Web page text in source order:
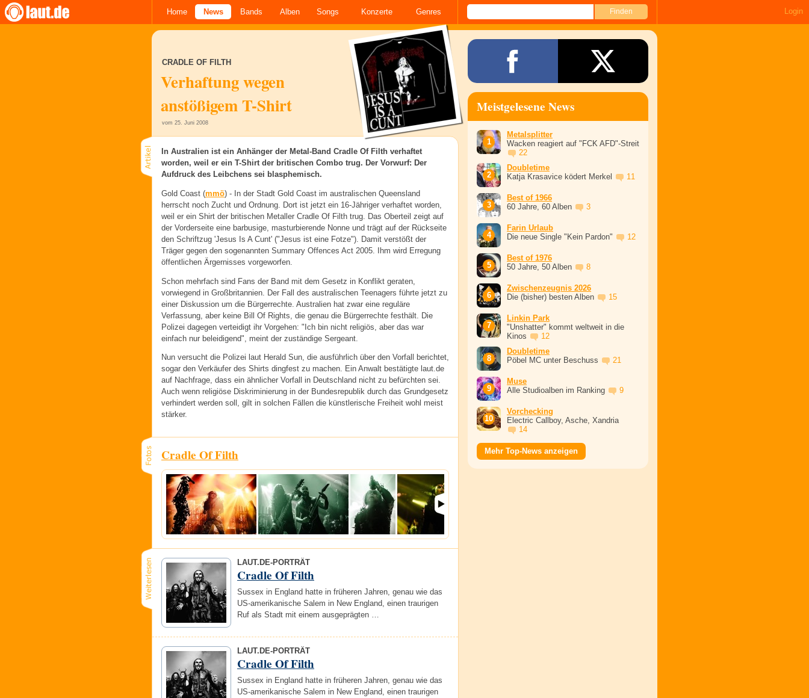
Home News Bands Alben Songs Konzerte Genres Login
CRADLE OF FILTH
Verhaftung wegen
anstößigem T-Shirt
vom 25. Juni 2008
In Australien ist ein Anhänger der Metal-Band Cradle Of Filth verhaftet
worden, weil er ein T-Shirt der britischen Combo trug. Der Vorwurf: Der
Aufdruck des Leibchens sei blasphemisch.
Gold Coast (mmö) - In der Stadt Gold Coast im australischen Queensland
herrscht noch Zucht und Ordnung. Dort ist jetzt ein 16-Jähriger verhaftet worden,
weil er ein Shirt der britischen Metaller Cradle Of Filth trug. Das Oberteil zeigt auf
der Vorderseite eine barbusige, masturbierende Nonne und trägt auf der Rückseite
den Schriftzug 'Jesus Is A Cunt' ("Jesus ist eine Fotze"). Damit verstößt der
Träger gegen den sogenannten Summary Offences Act 2005. Ihm wird Erregung
öffentlichen Ärgernisses vorgeworfen.
Schon mehrfach sind Fans der Band mit dem Gesetz in Konflikt geraten,
vorwiegend in Großbritannien. Der Fall des australischen Teenagers führte jetzt zu
einer Diskussion um die Bürgerrechte. Australien hat zwar eine reguläre
Verfassung, aber keine Bill Of Rights, die genau die Bürgerrechte festhält. Die
Polizei dagegen verteidigt ihr Vorgehen: "Ich bin nicht religiös, aber das war
einfach nur beleidigend", meint der zuständige Sergeant.
Nun versucht die Polizei laut Herald Sun, die ausführlich über den Vorfall berichtet,
sogar den Verkäufer des Shirts dingfest zu machen. Ein Anwalt bestätigte laut.de
auf Nachfrage, dass ein ähnlicher Vorfall in Deutschland nicht zu befürchten sei.
Auch wenn religiöse Diskriminierung in der Bundesrepublik durch das Grundgesetz
verhindert werden soll, gilt in solchen Fällen die künstlerische Freiheit wohl meist
stärker.
Cradle Of Filth
LAUT.DE-PORTRÄT
Cradle Of Filth
Sussex in England hatte in früheren Jahren, genau wie das
US-amerikanische Salem in New England, einen traurigen
Ruf als Stadt mit einem ausgeprägten …
LAUT.DE-PORTRÄT
Cradle Of Filth
Sussex in England hatte in früheren Jahren, genau wie das
US-amerikanische Salem in New England, einen traurigen
Meistgelesene News
Metalsplitter
Wacken reagiert auf "FCK AFD"-Streit
22
Doubletime
Katja Krasavice ködert Merkel
11
Best of 1966
60 Jahre, 60 Alben
3
Farin Urlaub
Die neue Single "Kein Pardon"
12
Best of 1976
50 Jahre, 50 Alben
8
Zwischenzeugnis 2026
Die (bisher) besten Alben
15
Linkin Park
"Unshatter" kommt weltweit in die
Kinos
12
Doubletime
Pöbel MC unter Beschuss
21
Muse
Alle Studioalben im Ranking
9
Vorchecking
Electric Callboy, Asche, Xandria
14
Mehr Top-News anzeigen